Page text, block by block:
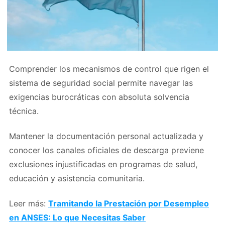
Comprender los mecanismos de control que rigen el
sistema de seguridad social permite navegar las
exigencias burocráticas con absoluta solvencia
técnica.
Mantener la documentación personal actualizada y
conocer los canales oficiales de descarga previene
exclusiones injustificadas en programas de salud,
educación y asistencia comunitaria.
Leer más: Tramitando la Prestación por Desempleo
en ANSES: Lo que Necesitas Saber